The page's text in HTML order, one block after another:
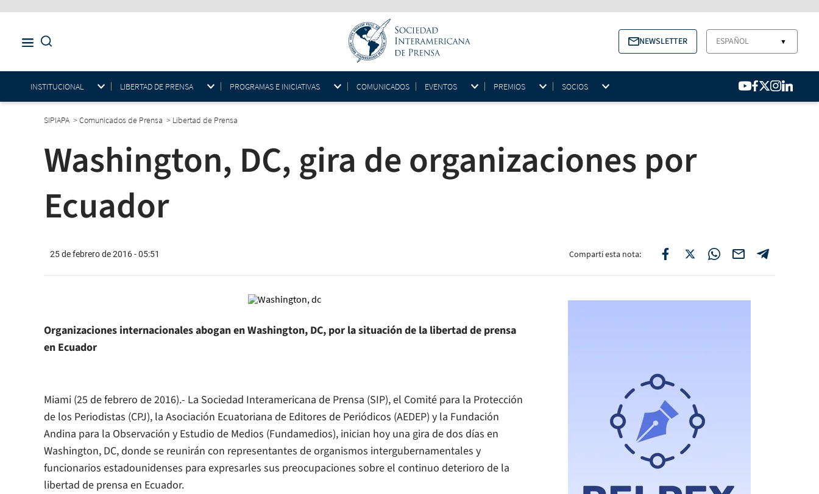
NEWSLETTER ESPAÑOL ▼
INSTITUCIONAL LIBERTAD DE PRENSA PROGRAMAS E INICIATIVAS COMUNICADOS EVENTOS PREMIOS SOCIOS
SIPIAPA >Comunicados de Prensa > Libertad de Prensa
Washington, DC, gira de organizaciones por
Ecuador
25 de febrero de 2016 - 05:51 Compartí esta nota:
Organizaciones internacionales abogan en Washington, DC, por la situación de la libertad de prensa
en Ecuador
Miami (25 de febrero de 2016).- La Sociedad Interamericana de Prensa (SIP), el Comité para la Protección
de los Periodistas (CPJ), la Asociación Ecuatoriana de Editores de Periódicos (AEDEP) y la Fundación
Andina para la Observación y Estudio de Medios (Fundamedios), inician hoy una gira de dos días en
Washington, DC, donde se reunirán con representantes de organismos intergubernamentales y
funcionarios estadounidenses para expresarles sus preocupaciones sobre el continuo deterioro de la
libertad de prensa en Ecuador.